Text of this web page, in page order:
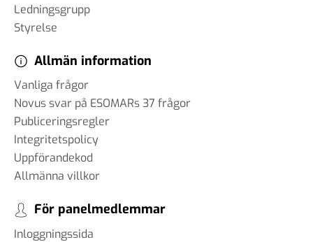
Ledningsgrupp
Styrelse
Allmän information
Vanliga frågor
Novus svar på ESOMARs 37 frågor
Publiceringsregler
Integritetspolicy
Uppförandekod
Allmänna villkor
För panelmedlemmar
Inloggningssida